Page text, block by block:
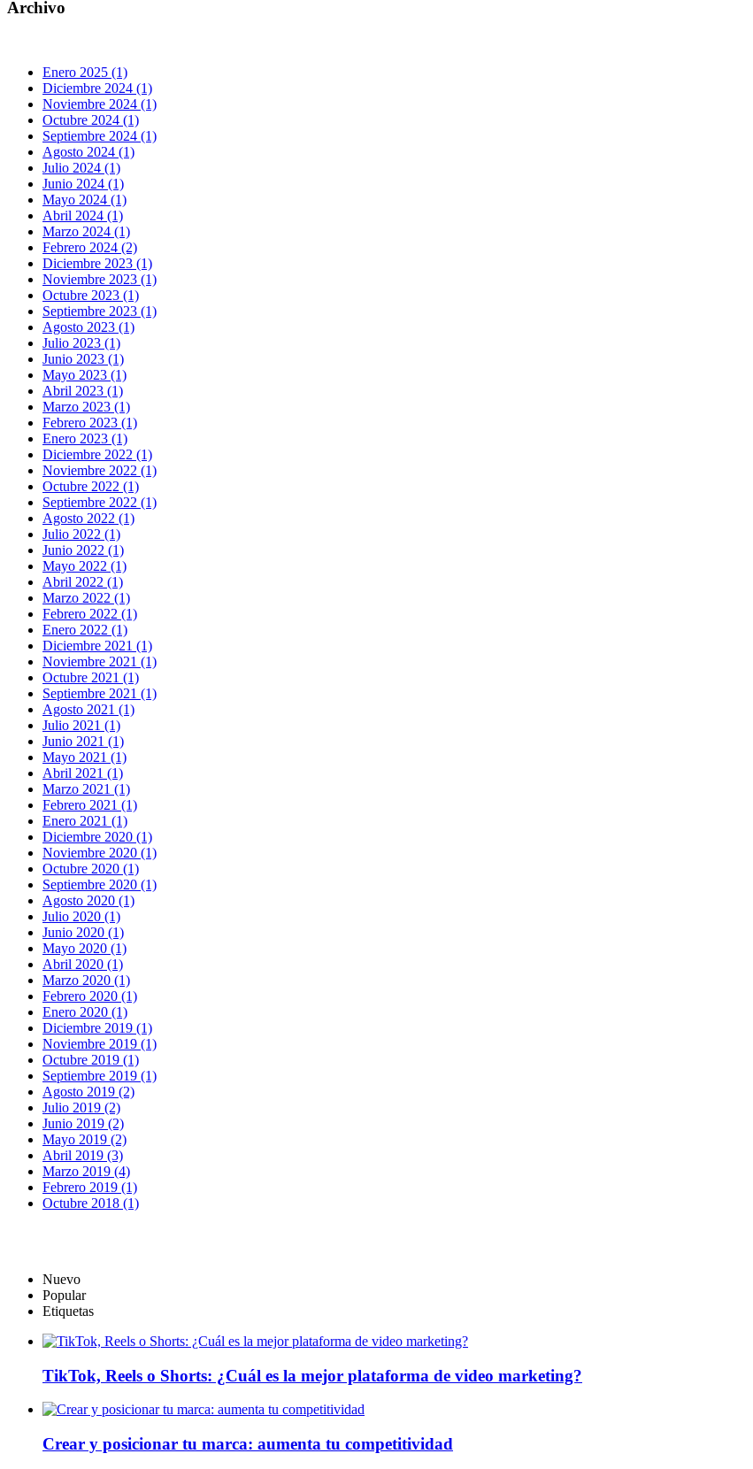
Archivo
Enero 2025 (1)
Diciembre 2024 (1)
Noviembre 2024 (1)
Octubre 2024 (1)
Septiembre 2024 (1)
Agosto 2024 (1)
Julio 2024 (1)
Junio 2024 (1)
Mayo 2024 (1)
Abril 2024 (1)
Marzo 2024 (1)
Febrero 2024 (2)
Diciembre 2023 (1)
Noviembre 2023 (1)
Octubre 2023 (1)
Septiembre 2023 (1)
Agosto 2023 (1)
Julio 2023 (1)
Junio 2023 (1)
Mayo 2023 (1)
Abril 2023 (1)
Marzo 2023 (1)
Febrero 2023 (1)
Enero 2023 (1)
Diciembre 2022 (1)
Noviembre 2022 (1)
Octubre 2022 (1)
Septiembre 2022 (1)
Agosto 2022 (1)
Julio 2022 (1)
Junio 2022 (1)
Mayo 2022 (1)
Abril 2022 (1)
Marzo 2022 (1)
Febrero 2022 (1)
Enero 2022 (1)
Diciembre 2021 (1)
Noviembre 2021 (1)
Octubre 2021 (1)
Septiembre 2021 (1)
Agosto 2021 (1)
Julio 2021 (1)
Junio 2021 (1)
Mayo 2021 (1)
Abril 2021 (1)
Marzo 2021 (1)
Febrero 2021 (1)
Enero 2021 (1)
Diciembre 2020 (1)
Noviembre 2020 (1)
Octubre 2020 (1)
Septiembre 2020 (1)
Agosto 2020 (1)
Julio 2020 (1)
Junio 2020 (1)
Mayo 2020 (1)
Abril 2020 (1)
Marzo 2020 (1)
Febrero 2020 (1)
Enero 2020 (1)
Diciembre 2019 (1)
Noviembre 2019 (1)
Octubre 2019 (1)
Septiembre 2019 (1)
Agosto 2019 (2)
Julio 2019 (2)
Junio 2019 (2)
Mayo 2019 (2)
Abril 2019 (3)
Marzo 2019 (4)
Febrero 2019 (1)
Octubre 2018 (1)
Nuevo
Popular
Etiquetas
TikTok, Reels o Shorts: ¿Cuál es la mejor plataforma de video marketing?
Crear y posicionar tu marca: aumenta tu competitividad